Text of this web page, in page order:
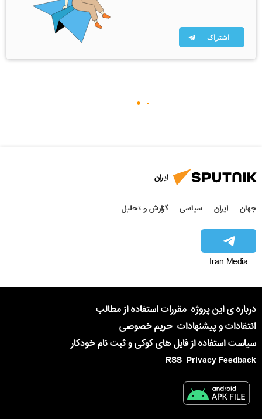
اشتراک
ایران
جهان ایران سیاسی گزارش و تحلیل
Iran Media
درباره ی این پروژه مقررات استفاده از مطالب
انتقادات و پیشنهادات حریم خصوصی
سیاست استفاده از فایل های کوکی و ثبت نام خودکار
Privacy Feedback
RSS